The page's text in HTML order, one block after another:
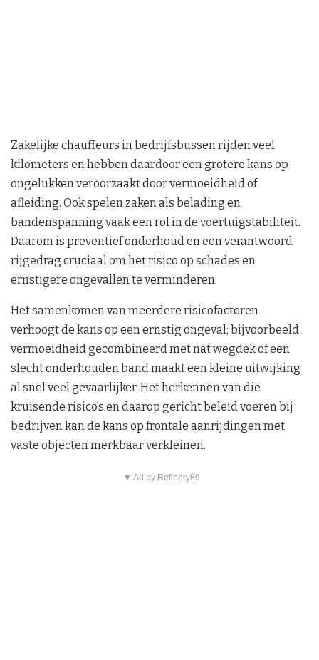
Zakelijke chauffeurs in bedrijfsbussen rijden veel
kilometers en hebben daardoor een grotere kans op
ongelukken veroorzaakt door vermoeidheid of
afleiding. Ook spelen zaken als belading en
bandenspanning vaak een rol in de voertuigstabiliteit.
Daarom is preventief onderhoud en een verantwoord
rijgedrag cruciaal om het risico op schades en
ernstigere ongevallen te verminderen.
Het samenkomen van meerdere risicofactoren
verhoogt de kans op een ernstig ongeval; bijvoorbeeld
vermoeidheid gecombineerd met nat wegdek of een
slecht onderhouden band maakt een kleine uitwijking
al snel veel gevaarlijker. Het herkennen van die
kruisende risico’s en daarop gericht beleid voeren bij
bedrijven kan de kans op frontale aanrijdingen met
vaste objecten merkbaar verkleinen.
▼ Ad by Refinery89